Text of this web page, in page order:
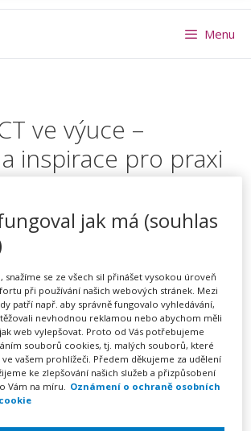
ve výuce –
inspirace pro praxi
s.r.o.
Menu
jak má (souhlas
snažíme se ze všech sil přinášet vysokou úroveň
při používání našich webových stránek. Mezi
patří např. aby správně fungovalo vyhledávání,
nevhodnou reklamou nebo abychom měli
web vylepšovat. Proto od Vás potřebujeme
souborů cookies, tj. malých souborů, které
ve vašem prohlížeči. Předem děkujeme za udělení
ke zlepšování našich služeb a přizpůsobení
Vám na míru. Oznámení o ochraně osobních